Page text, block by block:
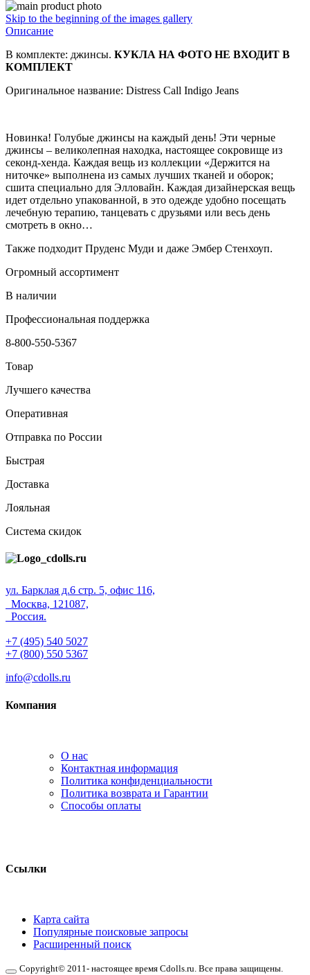
Skip to the beginning of the images gallery
Описание
В комплекте: джинсы. КУКЛА НА ФОТО НЕ ВХОДИТ В
КОМПЛЕКТ
Оригинальное название: Distress Call Indigo Jeans
Новинка! Голубые джинсы на каждый день! Эти черные
джинсы – великолепная находка, настоящее сокровище из
секонд-хенда. Каждая вещь из коллекции «Держится на
ниточке» выполнена из самых лучших тканей и оборок;
сшита специально для Элловайн. Каждая дизайнерская вещь
идет отдельно упакованной, в это одежде удобно посещать
лечебную терапию, танцевать с друзьями или весь день
смотреть в окно…
Также подходит Пруденс Муди и даже Эмбер Стенхоуп.
Огромный ассортимент
В наличии
Профессиональная поддержка
8-800-550-5367
Товар
Лучшего качества
Оперативная
Отправка по России
Быстрая
Доставка
Лояльная
Система скидок
ул. Барклая д.6 стр. 5, офис 116,
Москва, 121087,
Россия.
+7 (495) 540 5027
+7 (800) 550 5367
info@cdolls.ru
Компания
О нас
Контактная информация
Политика конфиденциальности
Политика возврата и Гарантии
Способы оплаты
Ссылки
Карта сайта
Популярные поисковые запросы
Расширенный поиск
Copyright© 2011- настоящее время Cdolls.ru. Все права защищены.